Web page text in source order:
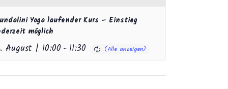
Yoga laufender Kurs – Einstieg
möglich
August | 10:00 -11:30